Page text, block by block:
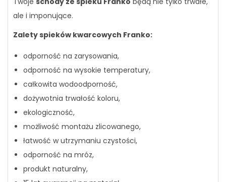
ale i imponujące.
Zalety spieków kwarcowych Franko:
odporność na zarysowania,
odporność na wysokie temperatury,
całkowita wodoodporność,
dożywotnia trwałość koloru,
ekologiczność,
możliwość montażu zlicowanego,
łatwość w utrzymaniu czystości,
odporność na mróz,
produkt naturalny,